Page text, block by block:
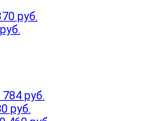
руб.
руб.
руб.